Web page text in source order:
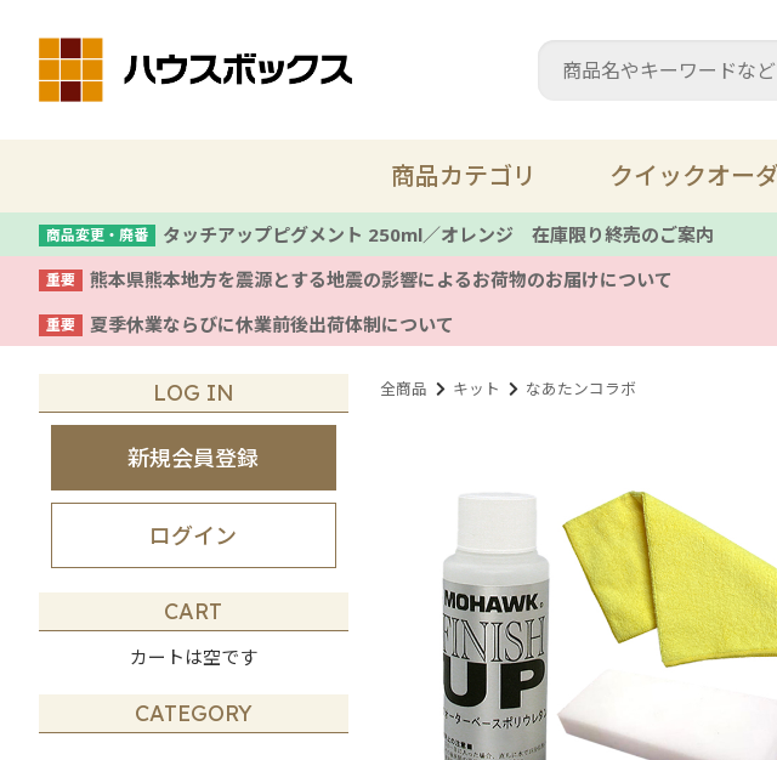
商品変更・廃番 タッチアップピグメント 250ml／オレンジ 在庫限り終売のご案内
重要 熊本県熊本地方を震源とする地震の影響によるお荷物のお届けについて
重要 夏季休業ならびに休業前後出荷体制について
商品カテゴリ
着色剤・塗料
コテ
レザー
養生
ツール
その他・DIY・
メンテナンス商品 オレフィ
クイックオー
全商品 キット なあたンコラボ
LOG IN
ログイン
新規会員登録
CART
カートは空です
CATEGORY